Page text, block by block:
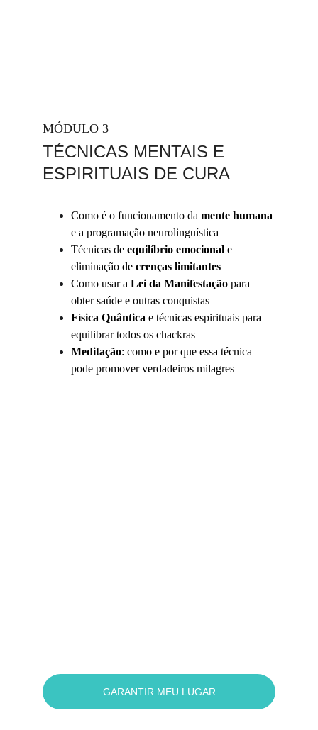
TÉCNICAS MENTAIS E
ESPIRITUAIS DE CURA
Como é o funcionamento da mente humana
e a programação neurolinguística
Técnicas de equilíbrio emocional e
eliminação de crenças limitantes
Como usar a Lei da Manifestação para
obter saúde e outras conquistas
Física Quântica e técnicas espirituais para
equilibrar todos os chackras
Meditação: como e por que essa técnica
pode promover verdadeiros milagres
MÓDULO 3
GARANTIR MEU LUGAR